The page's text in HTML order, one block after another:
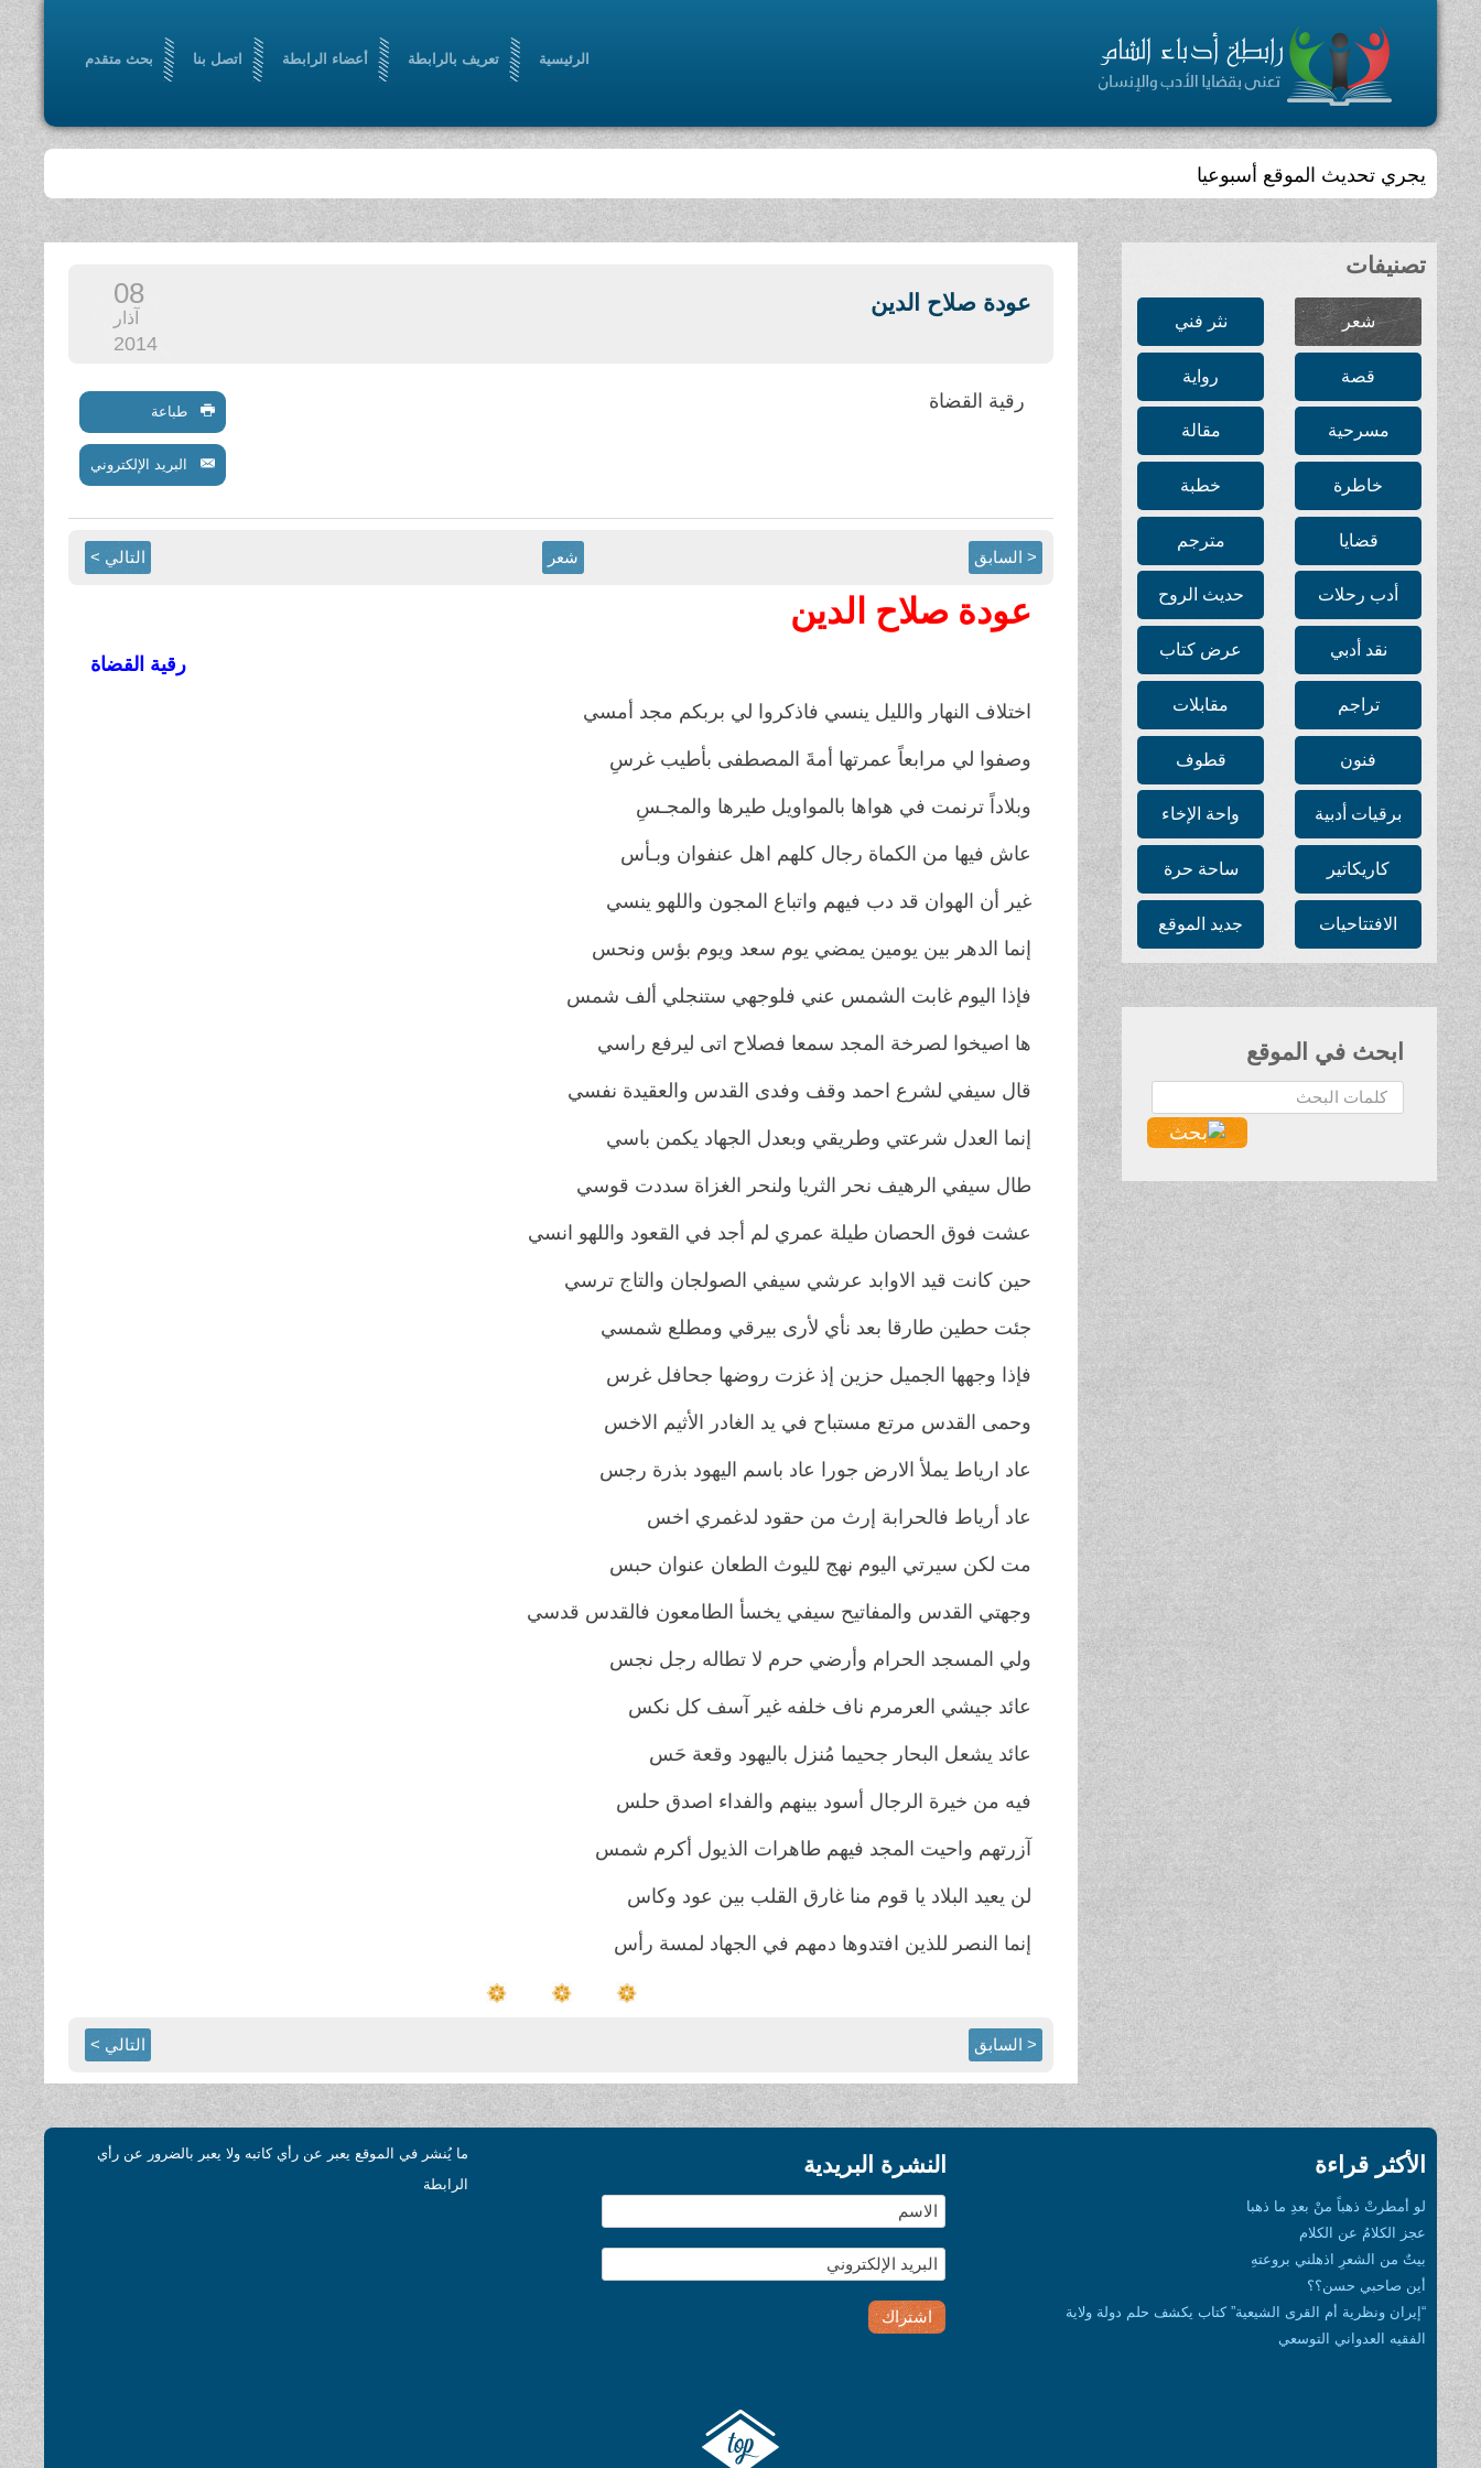
الرئيسية تعريف بالرابطة أعضاء الرابطة اتصل بنا بحث متقدم
يجري تحديث الموقع أسبوعيا
تصنيفات
شعر نثر فني
قصة رواية
مسرحية مقالة
خاطرة خطبة
قضايا مترجم
أدب رحلات حديث الروح
نقد أدبي عرض كتاب
تراجم مقابلات
فنون قطوف
برقيات أدبية واحة الإخاء
كاريكاتير ساحة حرة
الافتتاحيات جديد الموقع
ابحث في الموقع
البحث...
عودة صلاح الدين 08
آذار
2014
رقية القضاة طباعة
البريد الإلكتروني
< السابق شعر التالي >
عودة صلاح الدين
رقية القضاة
اختلاف النهار والليل ينسي فاذكروا لي بربكم مجد أمسي
وصفوا لي مرابعاً عمرتها أمةَ المصطفى بأطيب غرسِ
وبلاداً ترنمت في هواها بالمواويل طيرها والمجـسِ
عاش فيها من الكماة رجال كلهم اهل عنفوان وبـأس
غير أن الهوان قد دب فيهم واتباع المجون واللهو ينسي
إنما الدهر بين يومين يمضي يوم سعد ويوم بؤس ونحس
فإذا اليوم غابت الشمس عني فلوجهي ستنجلي ألف شمس
ها اصيخوا لصرخة المجد سمعا فصلاح اتى ليرفع راسي
قال سيفي لشرع احمد وقف وفدى القدس والعقيدة نفسي
إنما العدل شرعتي وطريقي وبعدل الجهاد يكمن باسي
طال سيفي الرهيف نحر الثريا ولنحر الغزاة سددت قوسي
عشت فوق الحصان طيلة عمري لم أجد في القعود واللهو انسي
حين كانت قيد الاوابد عرشي سيفي الصولجان والتاج ترسي
جئت حطين طارقا بعد نأي لأرى بيرقي ومطلع شمسي
فإذا وجهها الجميل حزين إذ غزت روضها جحافل غرس
وحمى القدس مرتع مستباح في يد الغادر الأثيم الاخس
عاد ارياط يملأ الارض جورا عاد باسم اليهود بذرة رجس
عاد أرياط فالحرابة إرث من حقود لدغمري اخس
مت لكن سيرتي اليوم نهج لليوث الطعان عنوان حبس
وجهتي القدس والمفاتيح سيفي يخسأ الطامعون فالقدس قدسي
ولي المسجد الحرام وأرضي حرم لا تطاله رجل نجس
عائد جيشي العرمرم ناف خلفه غير آسف كل نكس
عائد يشعل البحار جحيما مُنزل باليهود وقعة حَس
فيه من خيرة الرجال أسود بينهم والفداء اصدق حلس
آزرتهم واحيت المجد فيهم طاهرات الذيول أكرم شمس
لن يعيد البلاد يا قوم منا غارق القلب بين عود وكاس
إنما النصر للذين افتدوها دمهم في الجهاد لمسة رأس
< السابق التالي >
الأكثر قراءة
لو أمطرتْ ذهباً منْ بعدِ ما ذهبا
عجز الكلامُ عن الكلام
بيتٌ من الشعرِ اذهلني بروعتهِ
أين صاحبي حسن؟؟
“إيران ونظرية أم القرى الشيعية” كتاب يكشف حلم دولة ولاية
الفقيه العدواني التوسعي
النشرة البريدية
ما يُنشر في الموقع يعبر عن رأي كاتبه ولا يعبر بالضرور عن رأي
الرابطة